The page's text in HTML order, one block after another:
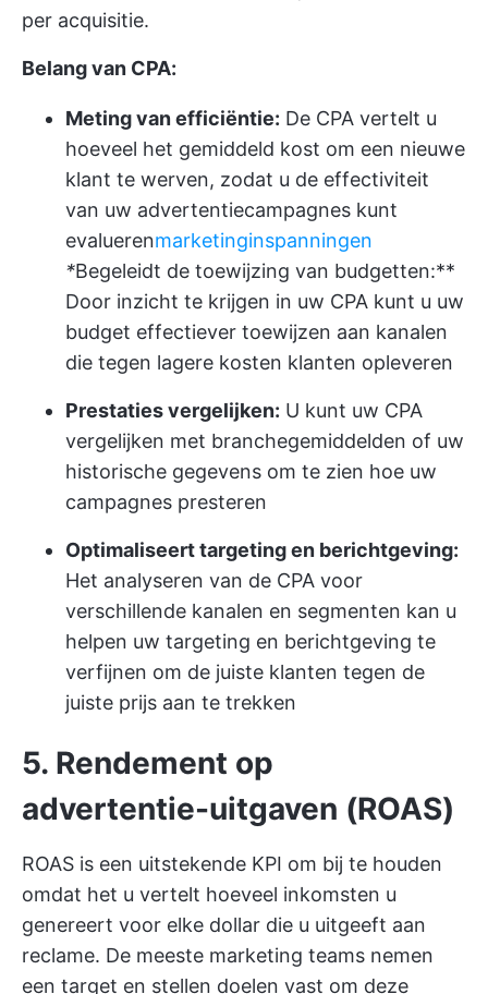
per acquisitie.
Belang van CPA:
Meting van efficiëntie: De CPA vertelt u
hoeveel het gemiddeld kost om een nieuwe
klant te werven, zodat u de effectiviteit
van uw advertentiecampagnes kunt
evaluerenmarketinginspanningen
*Begeleidt de toewijzing van budgetten:**
Door inzicht te krijgen in uw CPA kunt u uw
budget effectiever toewijzen aan kanalen
die tegen lagere kosten klanten opleveren
Prestaties vergelijken: U kunt uw CPA
vergelijken met branchegemiddelden of uw
historische gegevens om te zien hoe uw
campagnes presteren
Optimaliseert targeting en berichtgeving:
Het analyseren van de CPA voor
verschillende kanalen en segmenten kan u
helpen uw targeting en berichtgeving te
verfijnen om de juiste klanten tegen de
juiste prijs aan te trekken
5. Rendement op
advertentie-uitgaven (ROAS)
ROAS is een uitstekende KPI om bij te houden
omdat het u vertelt hoeveel inkomsten u
genereert voor elke dollar die u uitgeeft aan
reclame. De meeste marketing teams nemen
een target en stellen doelen vast om deze